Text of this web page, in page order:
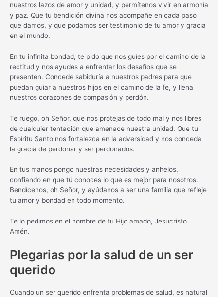
nuestros lazos de amor y unidad, y permítenos vivir en armonía
y paz. Que tu bendición divina nos acompañe en cada paso
que damos, y que podamos ser testimonio de tu amor y gracia
en el mundo.
En tu infinita bondad, te pido que nos guíes por el camino de la
rectitud y nos ayudes a enfrentar los desafíos que se
presenten. Concede sabiduría a nuestros padres para que
puedan guiar a nuestros hijos en el camino de la fe, y llena
nuestros corazones de compasión y perdón.
Te ruego, oh Señor, que nos protejas de todo mal y nos libres
de cualquier tentación que amenace nuestra unidad. Que tu
Espíritu Santo nos fortalezca en la adversidad y nos conceda
la gracia de perdonar y ser perdonados.
En tus manos pongo nuestras necesidades y anhelos,
confiando en que tú conoces lo que es mejor para nosotros.
Bendícenos, oh Señor, y ayúdanos a ser una familia que refleje
tu amor y bondad en todo momento.
Te lo pedimos en el nombre de tu Hijo amado, Jesucristo.
Amén.
Plegarias por la salud de un ser
querido
Cuando un ser querido enfrenta problemas de salud, es natural